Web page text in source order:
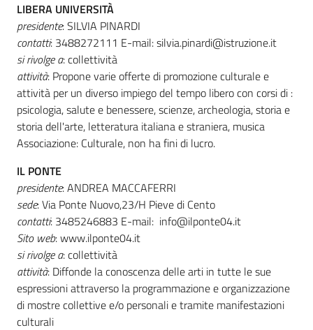
LIBERA UNIVERSITÀ
presidente: SILVIA PINARDI
contatti: 3488272111 E-mail: silvia.pinardi@istruzione.it
si rivolge a: collettività
attività: Propone varie offerte di promozione culturale e
attività per un diverso impiego del tempo libero con corsi di :
psicologia, salute e benessere, scienze, archeologia, storia e
storia dell'arte, letteratura italiana e straniera, musica
Associazione: Culturale, non ha fini di lucro.
IL PONTE
presidente: ANDREA MACCAFERRI
sede: Via Ponte Nuovo,23/H Pieve di Cento
contatti: 3485246883 E-mail: info@ilponte04.it
Sito web: www.ilponte04.it
si rivolge a: collettività
attività: Diffonde la conoscenza delle arti in tutte le sue
espressioni attraverso la programmazione e organizzazione
di mostre collettive e/o personali e tramite manifestazioni
culturali